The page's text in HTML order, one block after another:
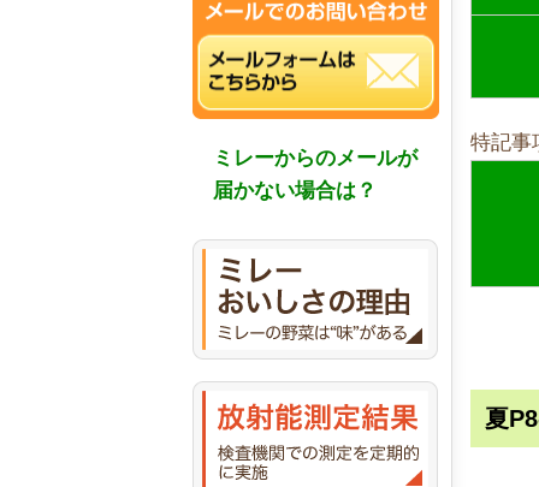
ミレーからのメールが
届かない場合は？
特記事
夏